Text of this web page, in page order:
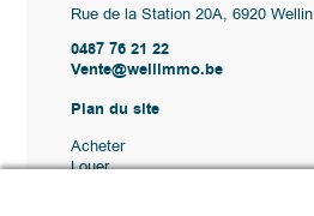
Rue de la Station 20A, 6920 Wellin
0487 76 21 22
Vente@wellimmo.be
Plan du site
Acheter
Louer